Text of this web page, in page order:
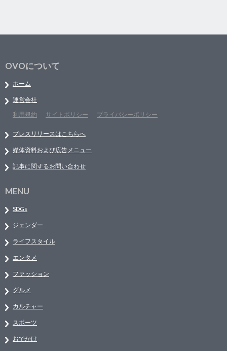
OVOについて
ホーム
運営会社
利用規約
サイトポリシー プライバシーポリシー
プレスリリースはこちらへ
媒体資料および広告メニュー
記事に関するお問い合わせ
MENU
SDGs
ジェンダー
ライフスタイル
エンタメ
ファッション
グルメ
カルチャー
スポーツ
おでかけ